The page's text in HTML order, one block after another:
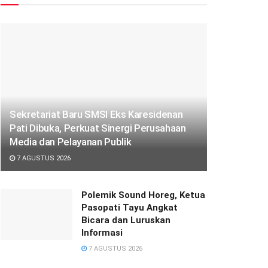
Sekretariat Baru SMSI Eks Karesidenan
Pati Dibuka, Perkuat Sinergi Perusahaan
Media dan Pelayanan Publik
7 AGUSTUS 2026
Polemik Sound Horeg, Ketua
Pasopati Tayu Angkat
Bicara dan Luruskan
Informasi
7 AGUSTUS 2026